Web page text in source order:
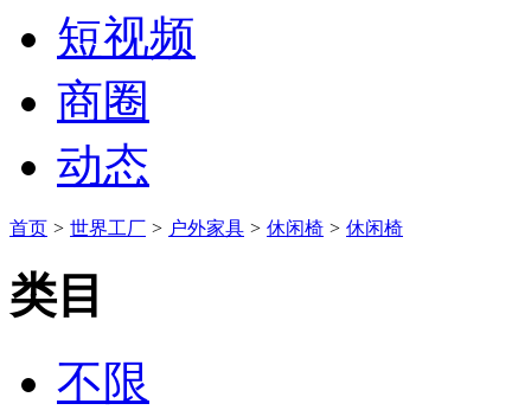
短视频
商圈
动态
首页 > 世界工厂 > 户外家具 > 休闲椅 > 休闲椅
类目
不限